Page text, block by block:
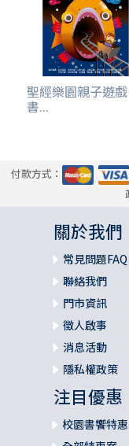
聖經樂園親子遊戲
書...
付款方式：
關於我們
常見問題FAQ
聯絡我們
門市資訊
徵人啟事
消息活動
隱私權政策
注目優惠
校園書饗特惠